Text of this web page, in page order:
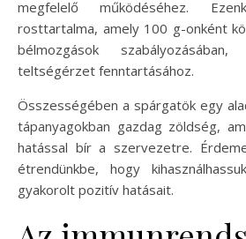
megfelelő működéséhez.
rosttartalma, amely 100 g-onként
bélmozgások
teltségérzet fenntartásához.
Összességében a spárgatök egy
tápanyagokban gazdag zöldség,
hatással bír a szervezetre.
étrendünkbe, hogy
gyakorolt pozitív hatásait.